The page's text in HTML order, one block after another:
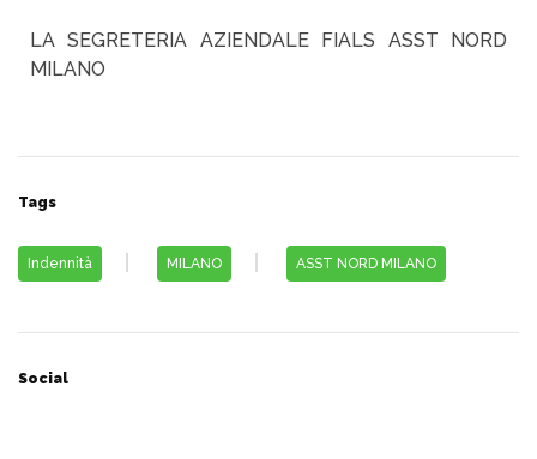
LA SEGRETERIA AZIENDALE FIALS ASST NORD
MILANO
Tags
Indennità MILANO ASST NORD MILANO
Social